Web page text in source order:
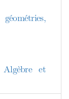
Algèbre et